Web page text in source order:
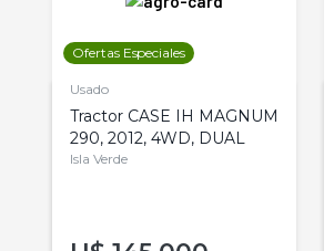
Ofertas Especiales
Usado
Tractor CASE IH MAGNUM
290, 2012, 4WD, DUAL
Isla Verde